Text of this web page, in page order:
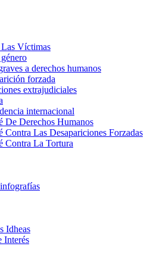
Víctimas
a derechos humanos
forzada​
extrajudiciales
internacional
De Derechos Humanos​
Contra Las Desapariciones Forzadas
Contra La Tortura​
Idheas
Interés